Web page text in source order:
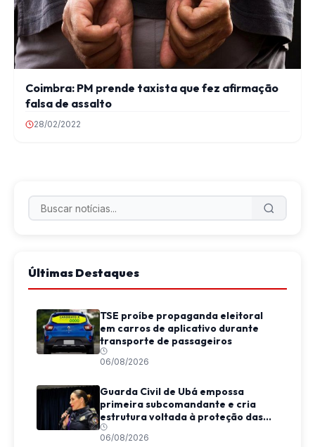
Coimbra: PM prende taxista que fez afirmação
falsa de assalto
28/02/2022
Últimas Destaques
TSE proíbe propaganda eleitoral
em carros de aplicativo durante
transporte de passageiros
06/08/2026
Guarda Civil de Ubá empossa
primeira subcomandante e cria
estrutura voltada à proteção das
mulheres
06/08/2026